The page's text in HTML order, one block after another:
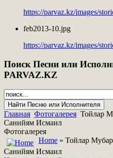
https://parvaz.kz/images/
feb2013-10.jpg
https://parvaz.kz/images/
Поиск Песни или
PARVAZ.KZ
Главная Фотогалерея Тойлар
Санийям Исмаил
Фотогалерея
Home » Тойлар
Санийям Исмаил